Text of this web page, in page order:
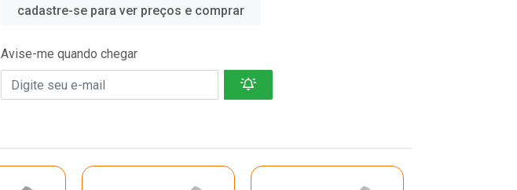
cadastre-se para ver preços e comprar
Avise-me quando chegar